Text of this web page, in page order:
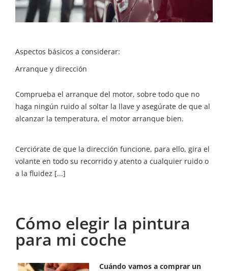
Aspectos básicos a considerar:
Arranque y dirección
Comprueba el arranque del motor, sobre todo que no
haga ningún ruido al soltar la llave y asegúrate de que al
alcanzar la temperatura, el motor arranque bien.
Cerciórate de que la dirección funcione, para ello, gira el
volante en todo su recorrido y atento a cualquier ruido o
a la fluidez [...]
Cómo elegir la pintura
para mi coche
Cuándo vamos a comprar un